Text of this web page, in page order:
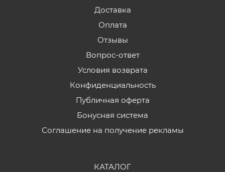
Доставка
Оплата
Отзывы
Вопрос-ответ
Условия возврата
Конфиденциальность
Публичная оферта
Бонусная система
Соглашение на получение рекламы
КАТАЛОГ